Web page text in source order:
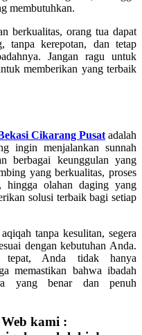
membutuhkan.
berkualitas, orang tua dapat
tanpa kerepotan, dan tetap
Jangan ragu untuk
memberikan yang terbaik
Cikarang Pusat adalah
ingin menjalankan sunnah
berbagai keunggulan yang
yang berkualitas, proses
hingga olahan daging yang
solusi terbaik bagi setiap
tanpa kesulitan, segera
dengan kebutuhan Anda.
tepat, Anda tidak hanya
memastikan bahwa ibadah
yang benar dan penuh
kami :